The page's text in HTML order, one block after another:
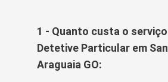
1 - Quanto custa o
Detetive Particular em
Araguaia GO: